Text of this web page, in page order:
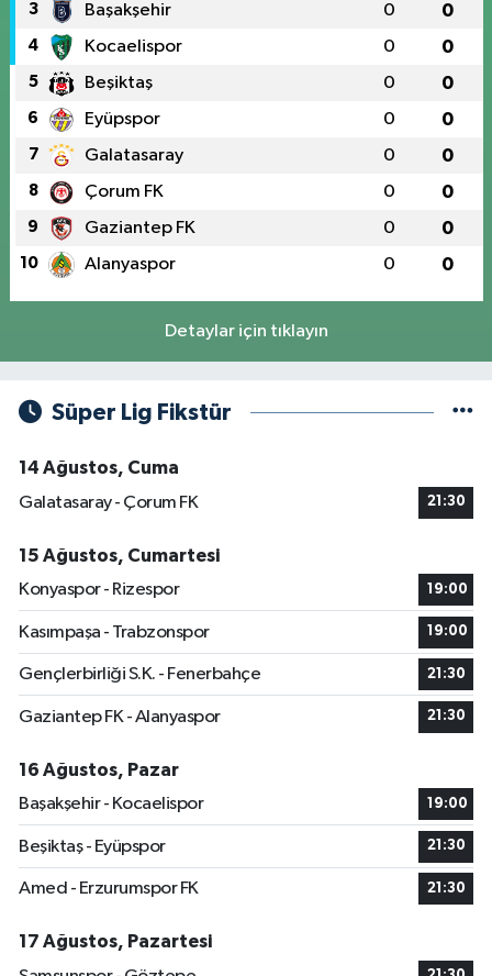
3 Başakşehir 0 0
4 Kocaelispor 0 0
5 Beşiktaş 0 0
6 Eyüpspor 0 0
7 Galatasaray 0 0
8 Çorum FK 0 0
9 Gaziantep FK 0 0
10 Alanyaspor 0 0
Detaylar için tıklayın
Süper Lig Fikstür
14 Ağustos, Cuma
Galatasaray - Çorum FK
21:30
15 Ağustos, Cumartesi
Konyaspor - Rizespor
19:00
Kasımpaşa - Trabzonspor 19:00
Gençlerbirliği S.K. - Fenerbahçe 21:30
Gaziantep FK - Alanyaspor 21:30
16 Ağustos, Pazar
Başakşehir - Kocaelispor
19:00
Beşiktaş - Eyüpspor 21:30
Amed - Erzurumspor FK 21:30
17 Ağustos, Pazartesi